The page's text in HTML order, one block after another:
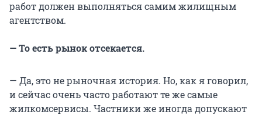
работ должен выполняться самим жилищным
агентством.
— То есть рынок отсекается.
— Да, это не рыночная история. Но, как я говорил,
и сейчас очень часто работают те же самые
жилкомсервисы. Частники же иногда допускают